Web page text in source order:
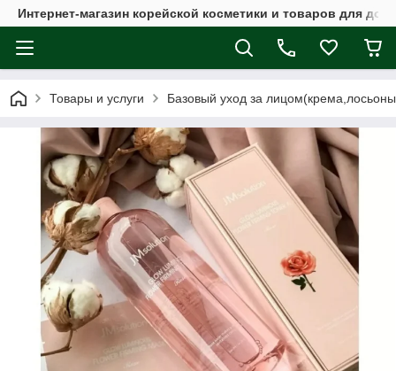
Интернет-магазин корейской косметики и товаров для
Товары и услуги Базовый уход за